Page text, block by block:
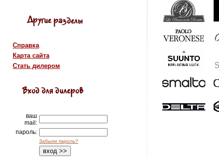
Справка
Карта сайта
Стать дилером
ваш
mail:
пароль:
Забыли пароль?